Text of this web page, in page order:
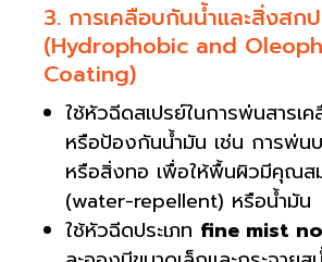
3. การเคลือบกันน้ำและสิ่งสก
(Hydrophobic and
Coating)
ใช้หัวฉีดสเปรย์ในการพ่นสารเ
หรือป้องกันน้ำมัน เช่น การพ่น
หรือสิ่งทอ เพื่อให้พื้นผิวมีคุณส
(water-repellent) หรือน้ำมัน
ใช้หัวฉีดประเภท fine mist